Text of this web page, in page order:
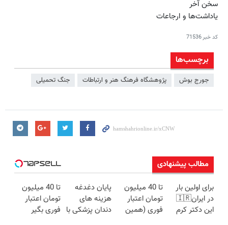
سخن آخر
یاداشت‌ها و ارجاعات
کد خبر71536
برچسب‌ها
جورج بوش پژوهشگاه‌ فرهنگ‌ هنر و‌ ارتباطات جنگ تحمیلی
مطالب پیشنهادی
برای اولین بار
در ایران🇮🇷
این دکتر کرم
تا 40 میلیون
تومان اعتبار
فوری (همین
پایان دغدغه
هزینه های
دندان پزشکی با
تا 40 میلیون
تومان اعتبار
فوری بگیر